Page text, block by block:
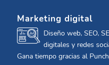
Marketing digital
Diseño web, SEO,
digitales y redes
Gana tiempo gracias al